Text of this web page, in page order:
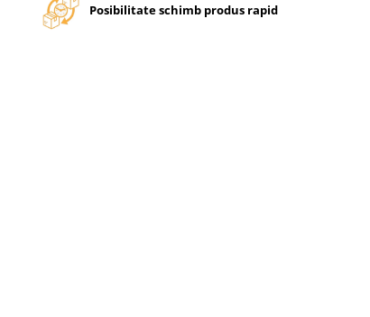
Posibilitate schimb produs rapid